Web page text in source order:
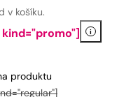
v košíku.
kind="promo"] i
produktu